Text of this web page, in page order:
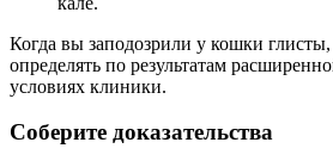
Когда вы заподозрили у кошки
определять по результатам
условиях клиники.
Соберите доказательства